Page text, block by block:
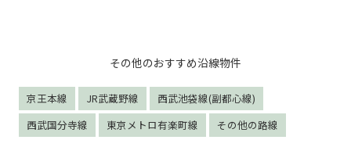
その他のおすすめ沿線物件
京王本線 JR武蔵野線
西武池袋線(副都心線)
西武国分寺線
東京メトロ有楽町線 その他の路線